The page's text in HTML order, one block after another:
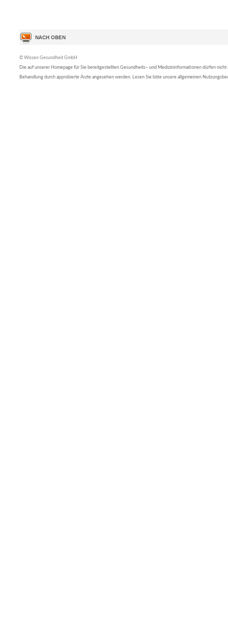
© Wissen Gesundheit GmbH
Die auf unserer Homepage für Sie bereitgestellten Gesundheits– und Medizininformationen dürfen nicht
Behandlung durch approbierte Ärzte angesehen werden. Lesen Sie bitte unsere allgemeinen